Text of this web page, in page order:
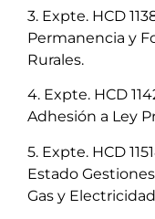
3. Expte. HCD
Permanencia y
Rurales.
4. Expte. HCD
Adhesión a Ley
5. Expte. HCD
Estado
Gas y